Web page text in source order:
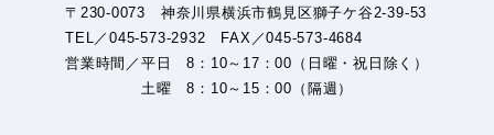
〒230-0073 神奈川県横浜市鶴見区獅子ケ谷2-39-53
TEL／045-573-2932 FAX／045-573-4684
営業時間／平日 8：10～17：00（日曜・祝日除く）
土曜 8：10～15：00（隔週）